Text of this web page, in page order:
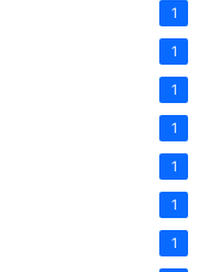
1
1
1
1
1
1
1